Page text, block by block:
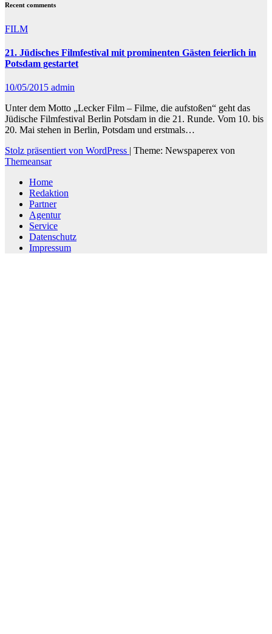
Recent comments
FILM
21. Jüdisches Filmfestival mit prominenten Gästen feierlich in
Potsdam gestartet
10/05/2015 admin
Unter dem Motto „Lecker Film – Filme, die aufstoßen“ geht das
Jüdische Filmfestival Berlin Potsdam in die 21. Runde. Vom 10. bis
20. Mai stehen in Berlin, Potsdam und erstmals…
Stolz präsentiert von WordPress | Theme: Newspaperex von
Themeansar
Home
Redaktion
Partner
Agentur
Service
Datenschutz
Impressum